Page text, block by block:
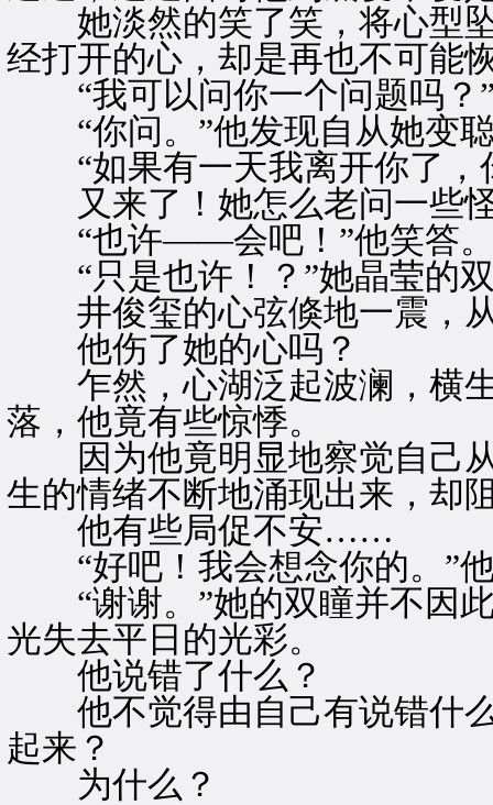
她淡然的笑了笑，将心型坠
经打开的心，却是再也不可能
“我可以问你一个问题吗？
“你问。”他发现自从她变聪
“如果有一天我离开你了，
又来了！她怎么老问一些
“也许——会吧！”他笑答
“只是也许！？”她晶莹的双
井俊玺的心弦倏地一震，
他伤了她的心吗？
乍然，心湖泛起波澜，横
落，他竟有些惊悸。
因为他竟明显地察觉自己从
生的情绪不断地涌现出来，却
他有些局促不安……
“好吧！我会想念你的。”他
“谢谢。”她的双瞳并不因此
光失去平日的光彩。
他说错了什么？
他不觉得由自己有说错什么
起来？
为什么？